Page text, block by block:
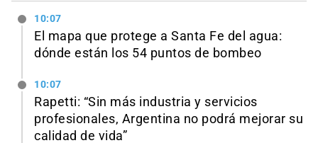
10:07
El mapa que protege a Santa Fe del agua:
dónde están los 54 puntos de bombeo
10:07
Rapetti: “Sin más industria y servicios
profesionales, Argentina no podrá mejorar su
calidad de vida”